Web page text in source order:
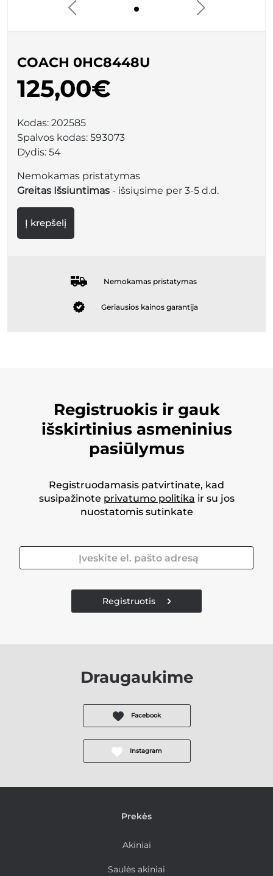
COACH 0HC8448U
125,00€
Kodas: 202585
Spalvos kodas: 593073
Dydis: 54
Nemokamas pristatymas
Greitas Išsiuntimas - išsiųsime per 3-5 d.d.
Į krepšelį
Nemokamas pristatymas
Geriausios kainos garantija
Registruokis ir gauk
išskirtinius asmeninius
pasiūlymus
Registruodamasis patvirtinate, kad
susipažinote privatumo politika ir su jos
nuostatomis sutinkate
Registruotis
Draugaukime
Facebook
Instagram
Prekės
Akiniai
Saulės akiniai